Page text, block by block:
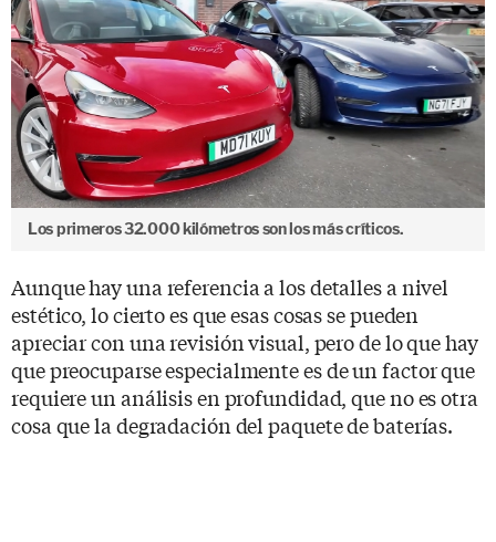
Los primeros 32.000 kilómetros son los más críticos.
Aunque hay una referencia a los detalles a nivel
estético, lo cierto es que esas cosas se pueden
apreciar con una revisión visual, pero de lo que hay
que preocuparse especialmente es de un factor que
requiere un análisis en profundidad, que no es otra
cosa que la degradación del paquete de baterías.